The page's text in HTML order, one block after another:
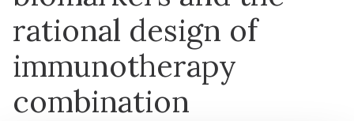
rational design of
immunotherapy
combination